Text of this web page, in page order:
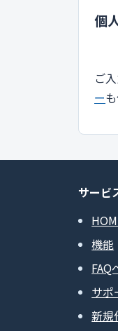
個
ご
ー
サービ
機能
FAQ
サポ
新規